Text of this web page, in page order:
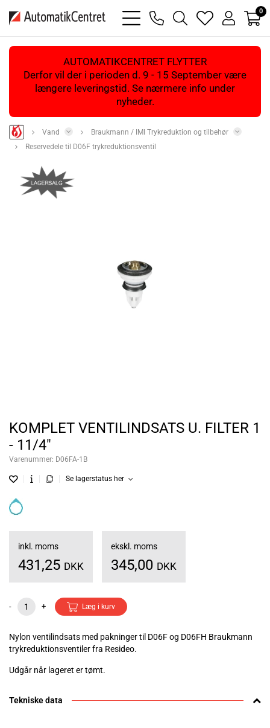
bars
light
phone
magnifying
glass
heart
light
user
light
0
AUTOMATIKCENTRET FLYTTER
Derfor vil der i perioden d. 9 - 15 September være
længere leveringstid. Se nærmere info under
nyheder.
Vand
Braukmann / IMI Trykreduktion og tilbehør
Reservedele til D06F trykreduktionsventil
KOMPLET VENTILINDSATS U. FILTER 1
- 11/4"
Varenummer: D06FA-1B
Se lagerstatus her
inkl. moms
431,25 DKK
ekskl. moms
345,00 DKK
- + Læg i kurv
Nylon ventilindsats med pakninger til D06F og D06FH Braukmann
trykreduktionsventiler fra Resideo.
Udgår når lageret er tømt.
Tekniske data